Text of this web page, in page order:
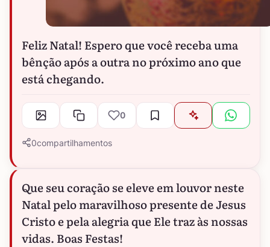
Feliz Natal! Espero que você receba uma
bênção após a outra no próximo ano que
está chegando.
0
0compartilhamentos
Que seu coração se eleve em louvor neste
Natal pelo maravilhoso presente de Jesus
Cristo e pela alegria que Ele traz às nossas
vidas. Boas Festas!